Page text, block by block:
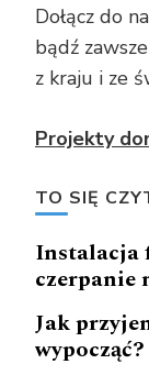
Dołącz do
bądź
z kraju i ze
Projekty
TO SIĘ
Instalacja
czerpanie
Jak
wypocząć?